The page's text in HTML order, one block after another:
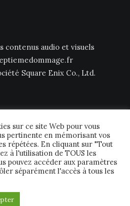
contenus audio et visuels
Square Enix Co., Ltd.
FFTCG. | Tous droits réservés.
sur ce site Web pour vous
pertinente en mémorisant vos
répétées. En cliquant sur "Tout
à l'utilisation de TOUS les
pouvez accéder aux paramètres
séparément l'accès à tous les